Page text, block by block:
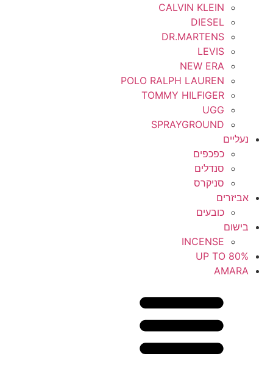
CALVIN KLEIN
DIESEL
DR.MARTENS
LEVIS
NEW ERA
POLO RALPH LAUREN
TOMMY HILFIGER
UGG
SPRAYGROUND
נעליים
כפכפים
סנדלים
סניקרס
אביזרים
כובעים
בישום
INCENSE
UP TO 80%
AMARA